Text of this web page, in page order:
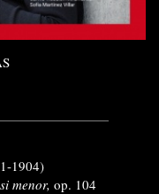
1904)
menor, op. 104